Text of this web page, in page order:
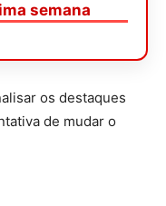
semana
os destaques
de mudar o